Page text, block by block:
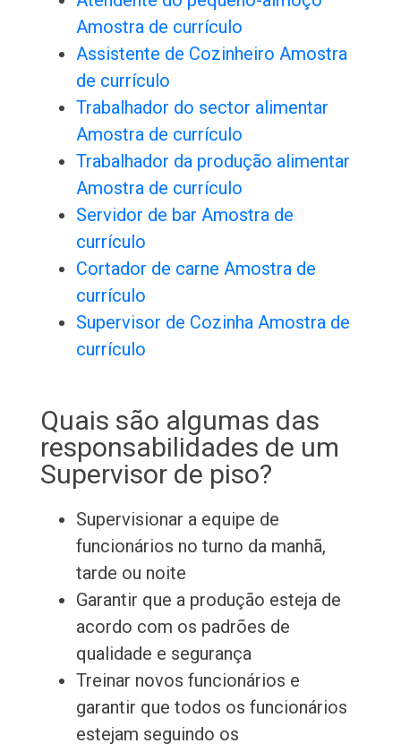
Amostra de currículo
Assistente de Cozinheiro Amostra
de currículo
Trabalhador do sector alimentar
Amostra de currículo
Trabalhador da produção alimentar
Amostra de currículo
Servidor de bar Amostra de
currículo
Cortador de carne Amostra de
currículo
Supervisor de Cozinha Amostra de
currículo
Quais são algumas das
responsabilidades de um
Supervisor de piso?
Supervisionar a equipe de
funcionários no turno da manhã,
tarde ou noite
Garantir que a produção esteja de
acordo com os padrões de
qualidade e segurança
Treinar novos funcionários e
garantir que todos os funcionários
estejam seguindo os